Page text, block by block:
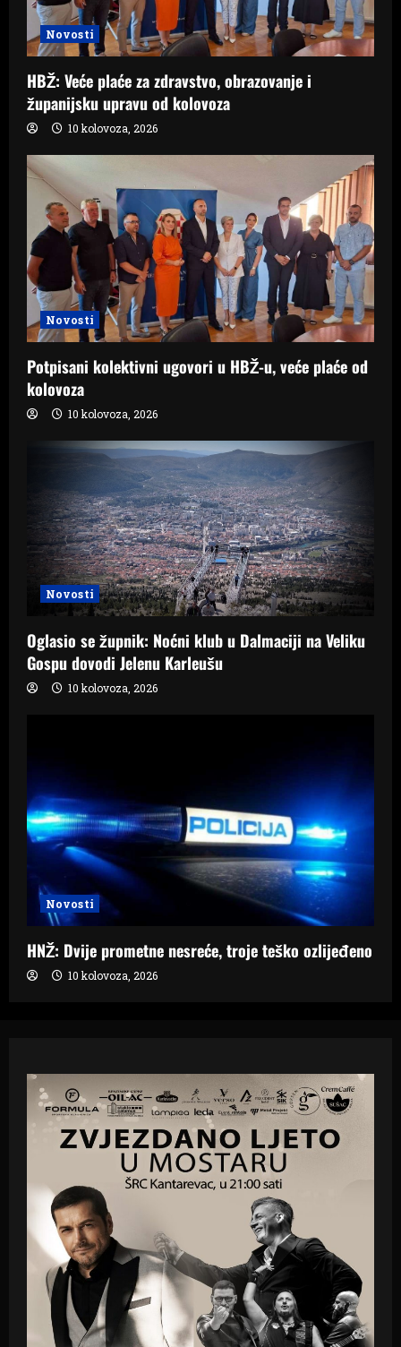
Novosti
HBŽ: Veće plaće za zdravstvo, obrazovanje i
županijsku upravu od kolovoza
10 kolovoza, 2026
Novosti
Potpisani kolektivni ugovori u HBŽ-u, veće plaće od
kolovoza
10 kolovoza, 2026
Novosti
Oglasio se župnik: Noćni klub u Dalmaciji na Veliku
Gospu dovodi Jelenu Karleušu
10 kolovoza, 2026
Novosti
HNŽ: Dvije prometne nesreće, troje teško ozlijeđeno
10 kolovoza, 2026